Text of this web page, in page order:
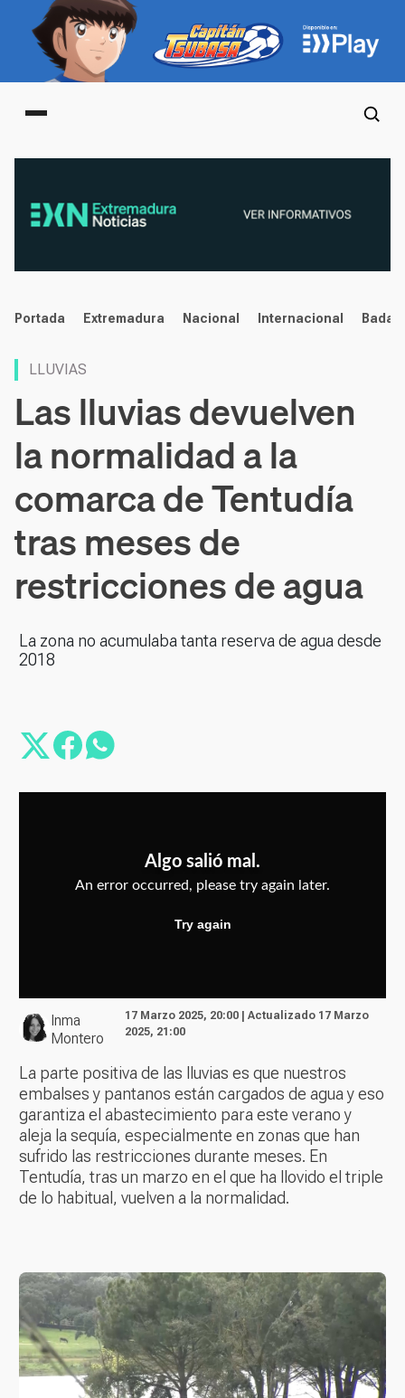
Main menu
noticias
Portada Extremadura Nacional Internacional
LLUVIAS
Las lluvias devuelven
la normalidad a la
comarca de Tentudía
tras meses de
restricciones de agua
La zona no acumulaba tanta reserva de agua desde
2018
Inma
Montero
17 Marzo 2025, 20:00 | Actualizado 17 Marzo
2025, 21:00
La parte positiva de las lluvias es que nuestros
embalses y pantanos están cargados de agua y eso
garantiza el abastecimiento para este verano y
aleja la sequía, especialmente en zonas que han
sufrido las restricciones durante meses. En
Tentudía, tras un marzo en el que ha llovido el triple
de lo habitual, vuelven a la normalidad.